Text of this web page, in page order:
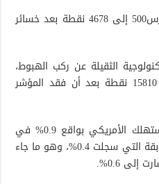
كما تراجع مؤشر ستاندردز آند بورس500 إلى 4678 نقطة بعد خسائر
الثقيلة عن ركب الهبوط،
مستقرا في الاتجاه الهابط عند 15810 نقطة بعد أن فقد المؤشر
وارتفعت قراءة مؤشر أسعار المستهلك الأمريكي بواقع 0.9% في
أكتوبر الماضي مقابل القراءة السابقة التي سجلت 0.4%، وهو ما جاء
0.6%.